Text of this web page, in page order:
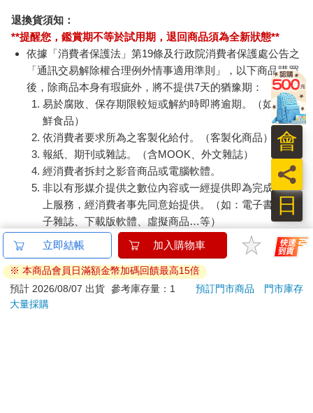
退換貨須知：
**提醒您，鑑賞期不等於試用期，退回商品須為全新狀態**
依據「消費者保護法」第19條及行政院消費者保護處公告之
「通訊交易解除權合理例外情事適用準則」，以下商品購買
後，除商品本身有瑕疵外，將不提供7天的猶豫期：
易於腐敗、保存期限較短或解約時即將逾期。（如：生
鮮食品）
依消費者要求所為之客製化給付。（客製化商品）
報紙、期刊或雜誌。（含MOOK、外文雜誌）
經消費者拆封之影音商品或電腦軟體。
非以有形媒介提供之數位內容或一經提供即為完成之線
上服務，經消費者事先同意始提供。（如：電子書、電
子雜誌、下載版軟體、虛擬商品…等）
已拆封之個人衛生用品。（如：內衣褲、刮鬍刀、除毛
若非上列種類商品，均享有到貨7天的猶豫期（含例假
日）。
辦理退換貨時，商品（組合商品恕無法接受單獨退貨）必須
立即結帳 加入購物車
※ 本商品會員日滿額金幣加碼回饋最高15倍
預計 2026/08/07 出貨 參考庫存量：1 預訂門市商品
門市庫存
大量採購
日
員
會